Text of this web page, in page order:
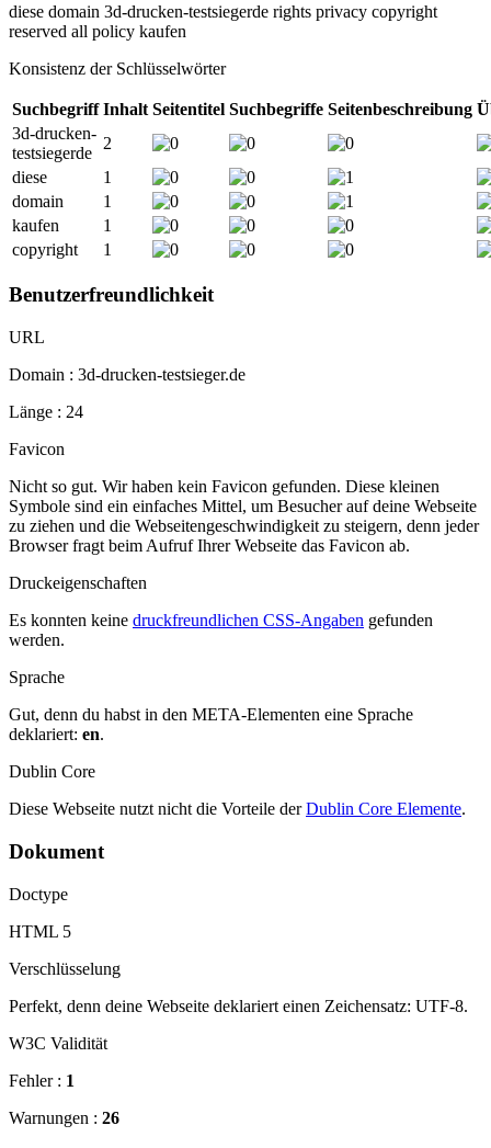
diese domain 3d-drucken-testsiegerde rights privacy copyright
reserved all policy kaufen
Konsistenz der Schlüsselwörter
Suchbegriff Inhalt Seitentitel Suchbegriffe Seitenbeschreibung
3d-drucken-
testsiegerde
2
diese
1
domain
1
kaufen
1
copyright
1
Benutzerfreundlichkeit
URL
Domain : 3d-drucken-testsieger.de
Länge : 24
Favicon
Nicht so gut. Wir haben kein Favicon gefunden. Diese kleinen
Symbole sind ein einfaches Mittel, um Besucher auf deine Webseite
zu ziehen und die Webseitengeschwindigkeit zu steigern, denn jeder
Browser fragt beim Aufruf Ihrer Webseite das Favicon ab.
Druckeigenschaften
Es konnten keine druckfreundlichen CSS-Angaben gefunden
werden.
Sprache
Gut, denn du habst in den META-Elementen eine Sprache
deklariert: en.
Dublin Core
Diese Webseite nutzt nicht die Vorteile derDublin Core Elemente.
Dokument
Doctype
HTML 5
Verschlüsselung
Perfekt, denn deine Webseite deklariert einen Zeichensatz: UTF-8.
W3C Validität
Fehler : 1
Warnungen : 26